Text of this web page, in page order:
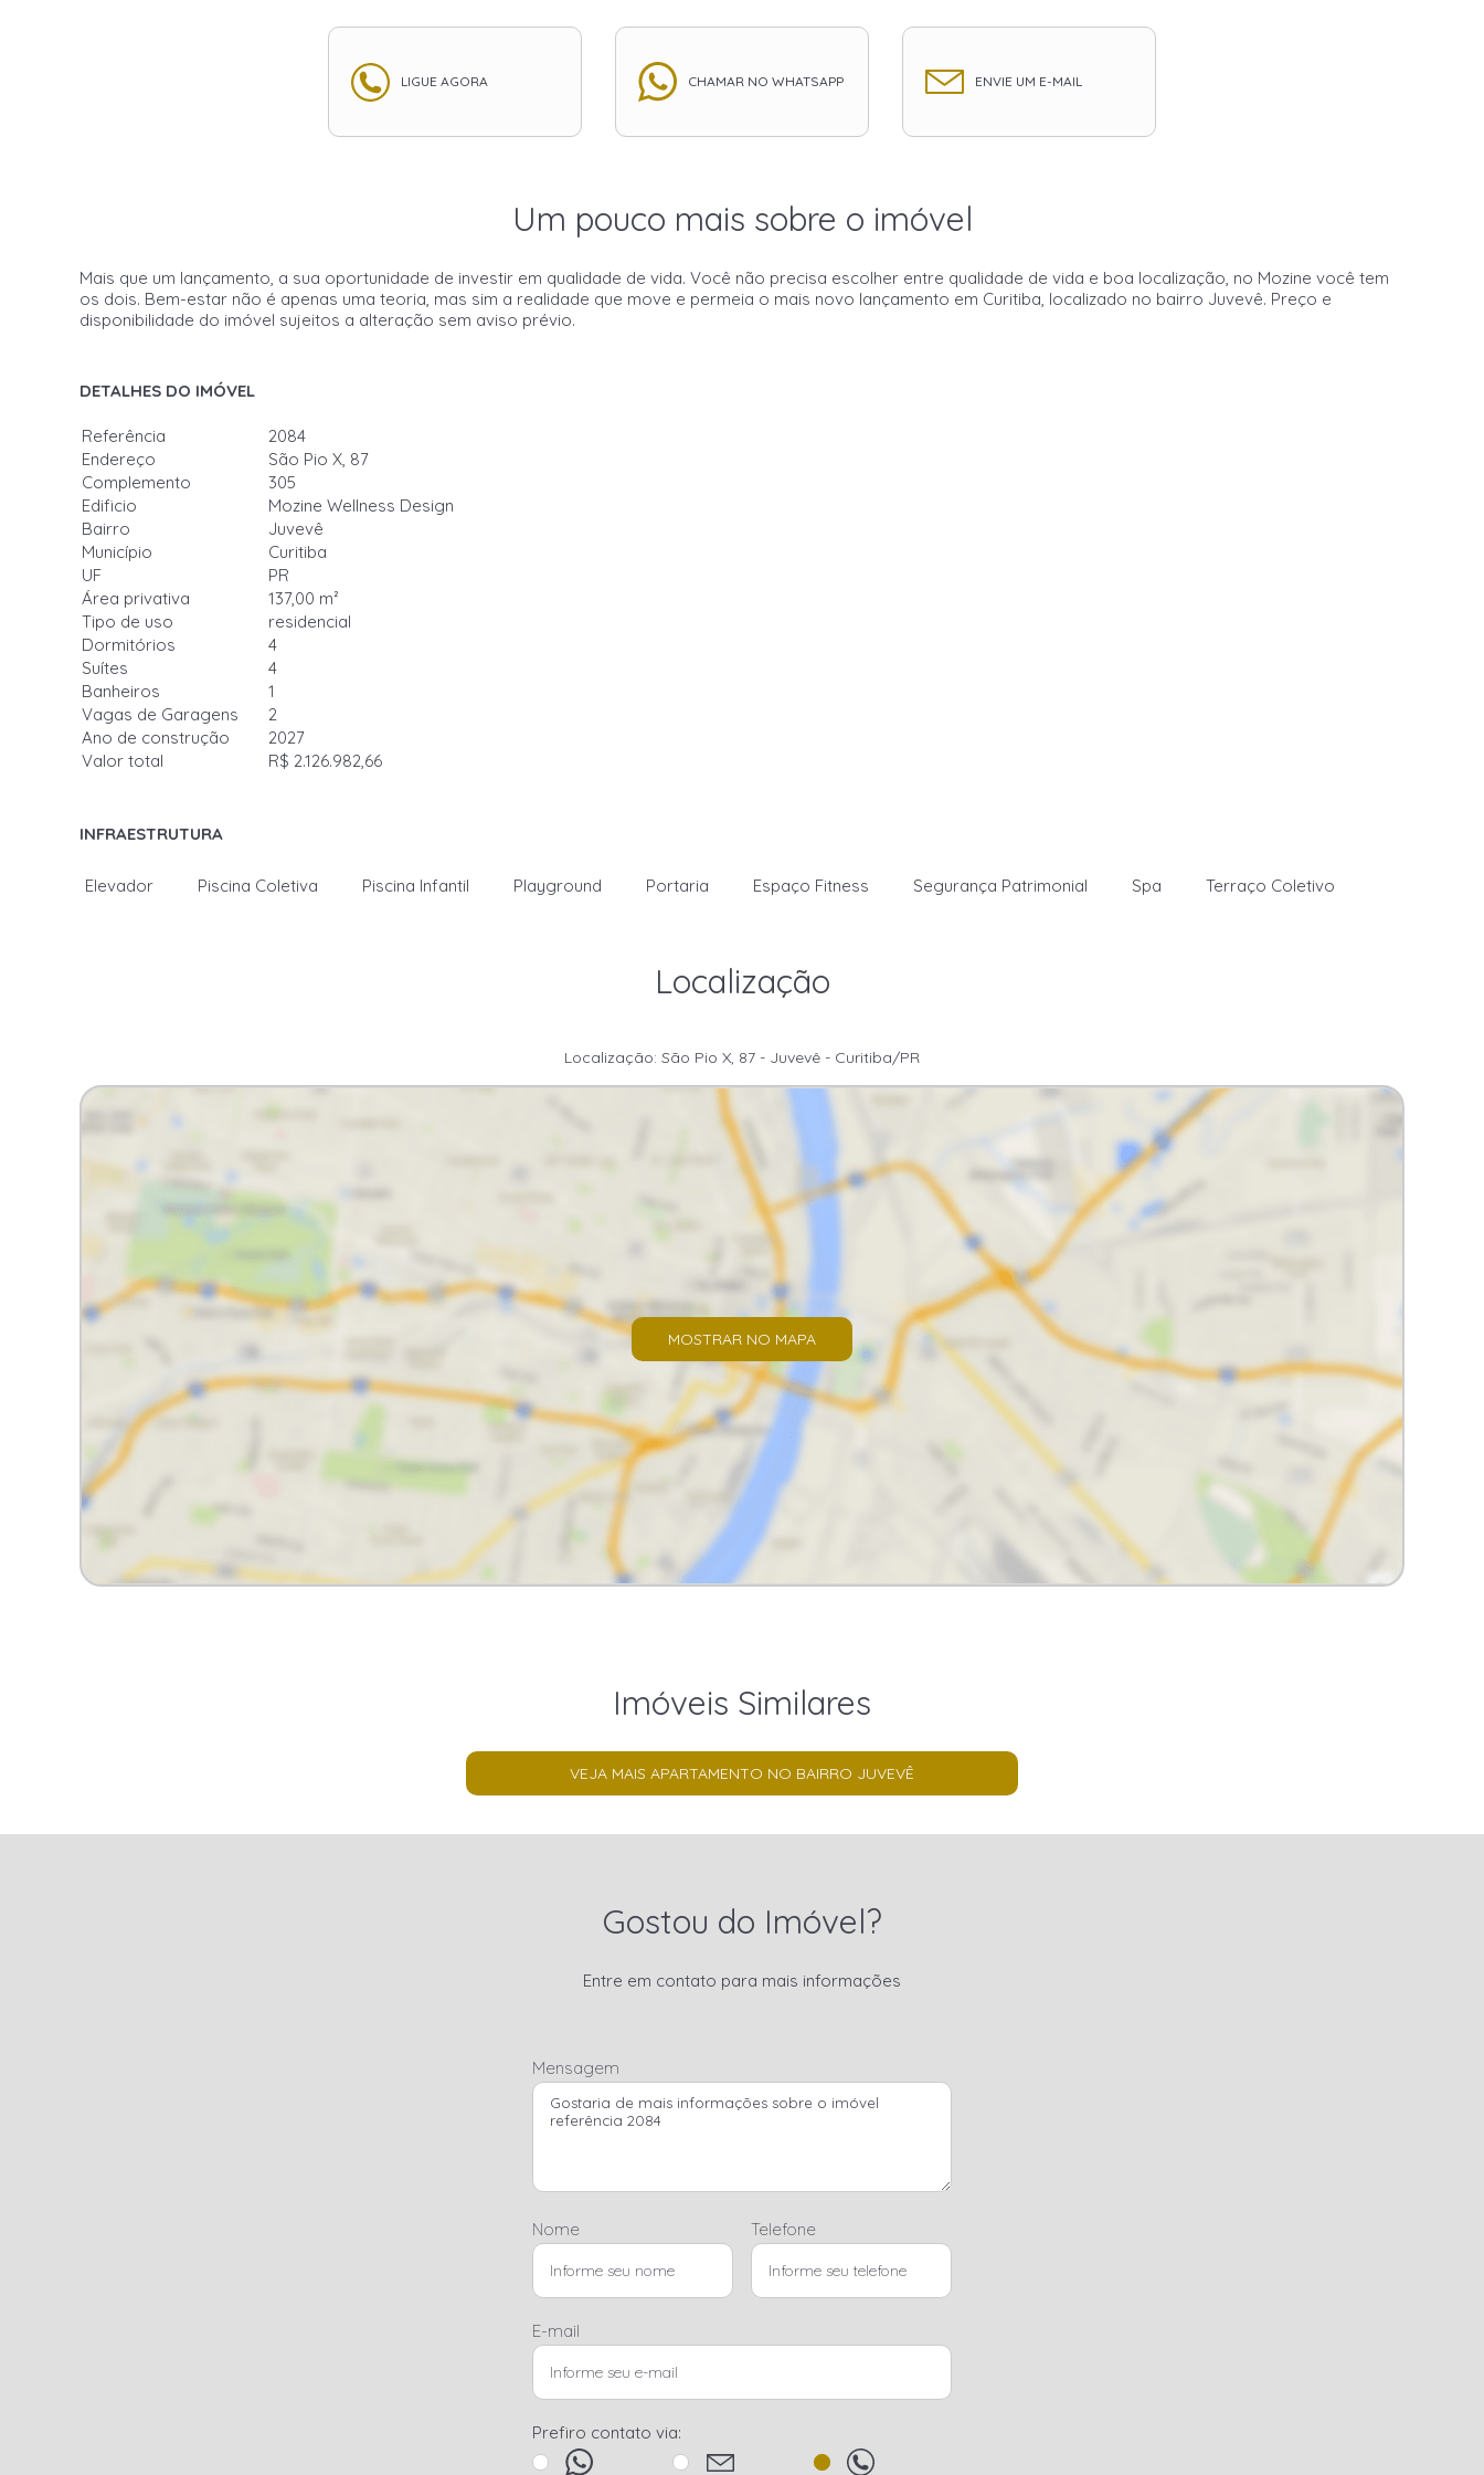
LIGUE AGORA CHAMAR NO WHATSAPP ENVIE UM E-MAIL
Um pouco mais sobre o imóvel
Mais que um lançamento, a sua oportunidade de investir em qualidade de vida. Você não precisa escolher entre qualidade de vida e boa localização, no Mozine você tem
os dois. Bem-estar não é apenas uma teoria, mas sim a realidade que move e permeia o mais novo lançamento em Curitiba, localizado no bairro Juvevê. Preço e
disponibilidade do imóvel sujeitos a alteração sem aviso prévio.
DETALHES DO IMÓVEL
Referência
2084
Endereço
São Pio X, 87
Complemento
305
Edificio
Mozine Wellness Design
Bairro
Juvevê
Município
Curitiba
UF
PR
Área privativa
137,00 m²
Tipo de uso
residencial
Dormitórios
4
Suítes
4
Banheiros
1
Vagas de Garagens
2
Ano de construção
2027
Valor total
R$ 2.126.982,66
INFRAESTRUTURA
Elevador Piscina Coletiva Piscina Infantil Playground Portaria Espaço Fitness Segurança Patrimonial Spa Terraço Coletivo
Localização
Localização: São Pio X, 87 - Juvevê - Curitiba/PR
MOSTRAR NO MAPA
Imóveis Similares
VEJA MAIS APARTAMENTO NO BAIRRO JUVEVÊ
Gostou do Imóvel?
Entre em contato para mais informações
Mensagem
Nome Telefone
E-mail
Prefiro contato via: